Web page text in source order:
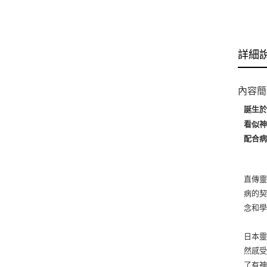
詳細
內容
誕生
看似
配合
直傳
病的
念和
日本
然感
了有